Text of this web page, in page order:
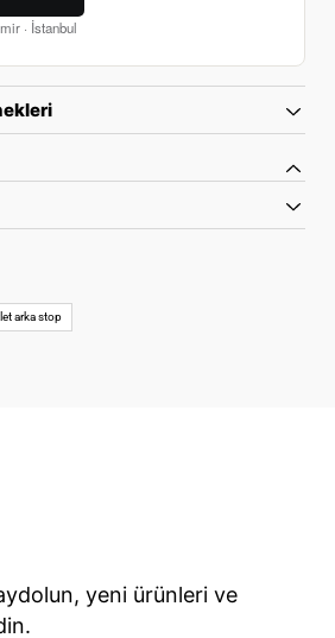
· İstanbul
arka stop
yeni ürünleri ve